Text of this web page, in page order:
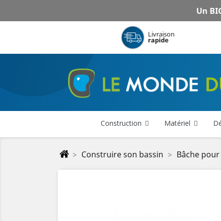
Un
Livraison
rapide
Construction Matériel
Construire son bassin Bâche